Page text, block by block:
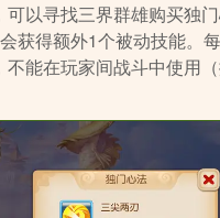
可以寻找三界群雄购买独
获得额外1个被动技能。
不能在玩家间战斗中使用